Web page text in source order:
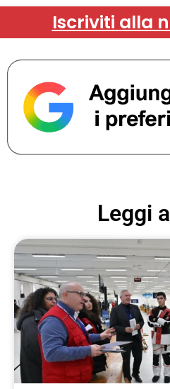
Iscriviti alla
Leggi